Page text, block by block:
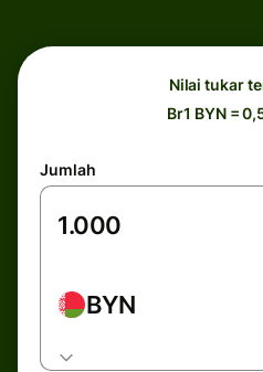
Nilai tukar
Br1 BYN =
Jumlah
BYN